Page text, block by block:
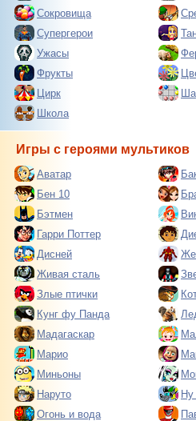
Сокровища
Супергерои
Ужасы
Фрукты
Цирк
Школа
Игры с героями мультиков
Аватар
Бен 10
Бэтмен
Гарри Поттер
Дисней
Живая сталь
Злые птички
Кунг фу Панда
Мадагаскар
Марио
Миньоны
Наруто
Ну
Огонь и вода